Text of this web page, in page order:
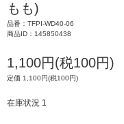
もも)
品番：TFPI-WD40-06
商品ID：145850438
1,100円(税100円)
定価 1,100円(税100円)
在庫状況 1